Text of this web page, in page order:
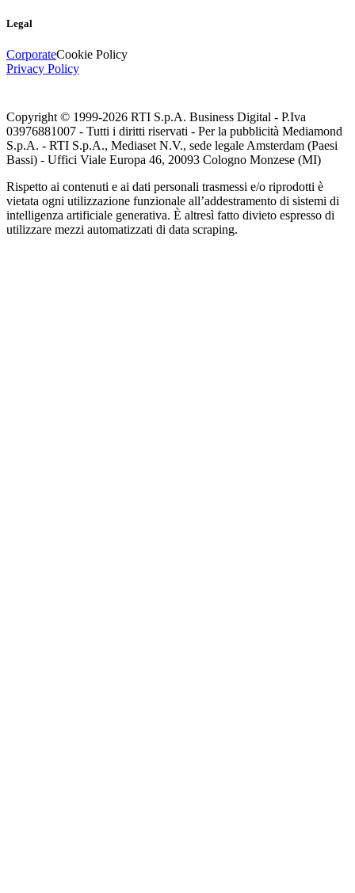
Legal
CorporateCookie Policy
Privacy Policy
Copyright © 1999-2026 RTI S.p.A. Business Digital - P.Iva
03976881007 - Tutti i diritti riservati - Per la pubblicità Mediamond
S.p.A. - RTI S.p.A., Mediaset N.V., sede legale Amsterdam (Paesi
Bassi) - Uffici Viale Europa 46, 20093 Cologno Monzese (MI)
Rispetto ai contenuti e ai dati personali trasmessi e/o riprodotti è
vietata ogni utilizzazione funzionale all’addestramento di sistemi di
intelligenza artificiale generativa. È altresì fatto divieto espresso di
utilizzare mezzi automatizzati di data scraping.